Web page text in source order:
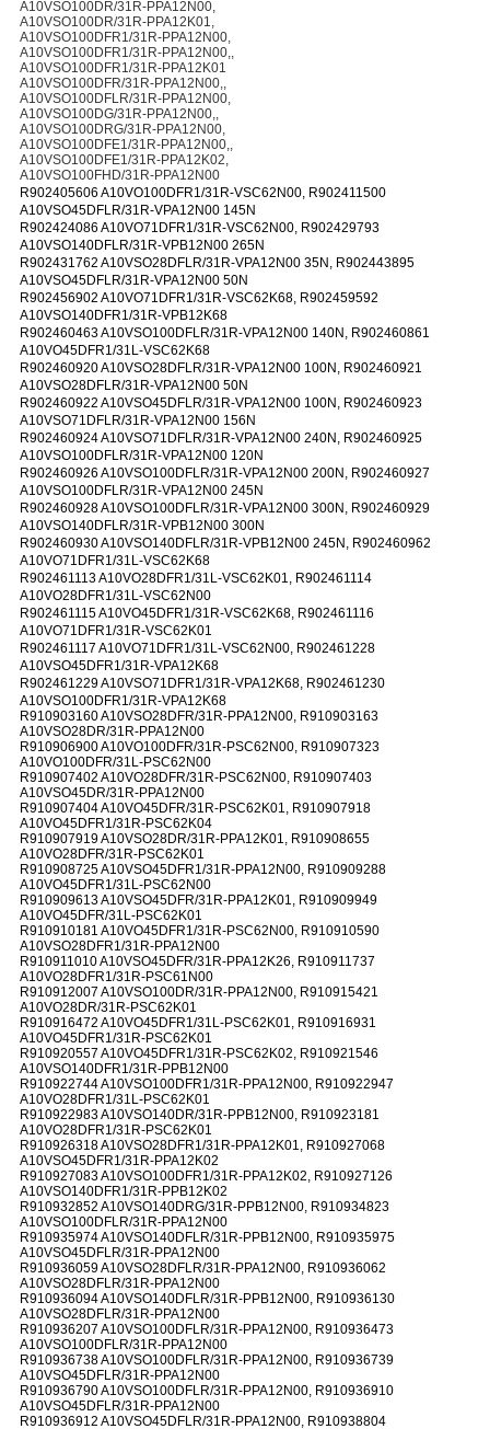
A10VSO100DR/31R-PPA12N00,
A10VSO100DR/31R-PPA12K01,
A10VSO100DFR1/31R-PPA12N00,
A10VSO100DFR1/31R-PPA12N00,,
A10VSO100DFR1/31R-PPA12K01
A10VSO100DFR/31R-PPA12N00,,
A10VSO100DFLR/31R-PPA12N00,
A10VSO100DG/31R-PPA12N00,,
A10VSO100DRG/31R-PPA12N00,
A10VSO100DFE1/31R-PPA12N00,,
A10VSO100DFE1/31R-PPA12K02,
A10VSO100FHD/31R-PPA12N00
R902405606 A10VO100DFR1/31R-VSC62N00, R902411500
A10VSO45DFLR/31R-VPA12N00 145N
R902424086 A10VO71DFR1/31R-VSC62N00, R902429793
A10VSO140DFLR/31R-VPB12N00 265N
R902431762 A10VSO28DFLR/31R-VPA12N00 35N, R902443895
A10VSO45DFLR/31R-VPA12N00 50N
R902456902 A10VO71DFR1/31R-VSC62K68, R902459592
A10VSO140DFR1/31R-VPB12K68
R902460463 A10VSO100DFLR/31R-VPA12N00 140N, R902460861
A10VO45DFR1/31L-VSC62K68
R902460920 A10VSO28DFLR/31R-VPA12N00 100N, R902460921
A10VSO28DFLR/31R-VPA12N00 50N
R902460922 A10VSO45DFLR/31R-VPA12N00 100N, R902460923
A10VSO71DFLR/31R-VPA12N00 156N
R902460924 A10VSO71DFLR/31R-VPA12N00 240N, R902460925
A10VSO100DFLR/31R-VPA12N00 120N
R902460926 A10VSO100DFLR/31R-VPA12N00 200N, R902460927
A10VSO100DFLR/31R-VPA12N00 245N
R902460928 A10VSO100DFLR/31R-VPA12N00 300N, R902460929
A10VSO140DFLR/31R-VPB12N00 300N
R902460930 A10VSO140DFLR/31R-VPB12N00 245N, R902460962
A10VO71DFR1/31L-VSC62K68
R902461113 A10VO28DFR1/31L-VSC62K01, R902461114
A10VO28DFR1/31L-VSC62N00
R902461115 A10VO45DFR1/31R-VSC62K68, R902461116
A10VO71DFR1/31R-VSC62K01
R902461117 A10VO71DFR1/31L-VSC62N00, R902461228
A10VSO45DFR1/31R-VPA12K68
R902461229 A10VSO71DFR1/31R-VPA12K68, R902461230
A10VSO100DFR1/31R-VPA12K68
R910903160 A10VSO28DFR/31R-PPA12N00, R910903163
A10VSO28DR/31R-PPA12N00
R910906900 A10VO100DFR/31R-PSC62N00, R910907323
A10VO100DFR/31L-PSC62N00
R910907402 A10VO28DFR/31R-PSC62N00, R910907403
A10VSO45DR/31R-PPA12N00
R910907404 A10VO45DFR/31R-PSC62K01, R910907918
A10VO45DFR1/31R-PSC62K04
R910907919 A10VSO28DR/31R-PPA12K01, R910908655
A10VO28DFR/31R-PSC62K01
R910908725 A10VSO45DFR1/31R-PPA12N00, R910909288
A10VO45DFR1/31L-PSC62N00
R910909613 A10VSO45DFR/31R-PPA12K01, R910909949
A10VO45DFR/31L-PSC62K01
R910910181 A10VO45DFR1/31R-PSC62N00, R910910590
A10VSO28DFR1/31R-PPA12N00
R910911010 A10VSO45DFR/31R-PPA12K26, R910911737
A10VO28DFR1/31R-PSC61N00
R910912007 A10VSO100DR/31R-PPA12N00, R910915421
A10VO28DR/31R-PSC62K01
R910916472 A10VO45DFR1/31L-PSC62K01, R910916931
A10VO45DFR1/31R-PSC62K01
R910920557 A10VO45DFR1/31R-PSC62K02, R910921546
A10VSO140DFR1/31R-PPB12N00
R910922744 A10VSO100DFR1/31R-PPA12N00, R910922947
A10VO28DFR1/31L-PSC62K01
R910922983 A10VSO140DR/31R-PPB12N00, R910923181
A10VO28DFR1/31R-PSC62K01
R910926318 A10VSO28DFR1/31R-PPA12K01, R910927068
A10VSO45DFR1/31R-PPA12K02
R910927083 A10VSO100DFR1/31R-PPA12K02, R910927126
A10VSO140DFR1/31R-PPB12K02
R910932852 A10VSO140DRG/31R-PPB12N00, R910934823
A10VSO100DFLR/31R-PPA12N00
R910935974 A10VSO140DFLR/31R-PPB12N00, R910935975
A10VSO45DFLR/31R-PPA12N00
R910936059 A10VSO28DFLR/31R-PPA12N00, R910936062
A10VSO28DFLR/31R-PPA12N00
R910936094 A10VSO140DFLR/31R-PPB12N00, R910936130
A10VSO28DFLR/31R-PPA12N00
R910936207 A10VSO100DFLR/31R-PPA12N00, R910936473
A10VSO100DFLR/31R-PPA12N00
R910936738 A10VSO100DFLR/31R-PPA12N00, R910936739
A10VSO45DFLR/31R-PPA12N00
R910936790 A10VSO100DFLR/31R-PPA12N00, R910936910
A10VSO45DFLR/31R-PPA12N00
R910936912 A10VSO45DFLR/31R-PPA12N00, R910938804